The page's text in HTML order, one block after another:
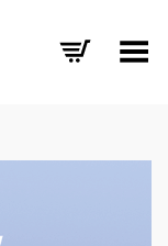
Menü umschalten